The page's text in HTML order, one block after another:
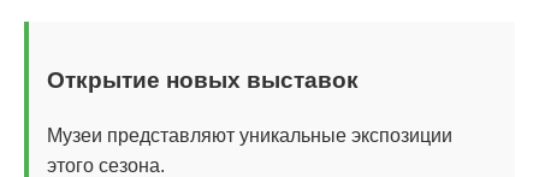
Открытие новых выставок
Музеи представляют уникальные экспозиции
этого сезона.